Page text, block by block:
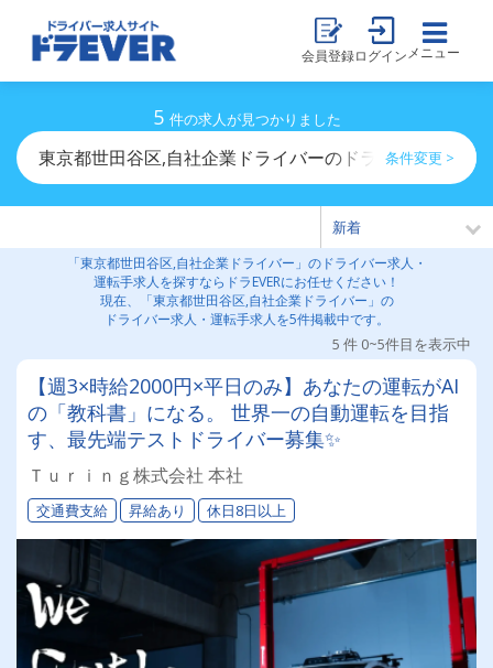
会員登録ログイン メニュー
5 件の求人が見つかりました
東京都世田谷区,自社企業ドライバーのドライバー求人・
条件変更 >
「東京都世田谷区,自社企業ドライバー」のドライバー求人・
運転手求人を探すならドラEVERにお任せください！
現在、「東京都世田谷区,自社企業ドライバー」の
ドライバー求人・運転手求人を5件掲載中です。
5 件 0~5件目を表示中
【週3×時給2000円×平日のみ】あなたの運転がAI
の「教科書」になる。 世界一の自動運転を目指
す、最先端テストドライバー募集✨
Ｔｕｒｉｎｇ株式会社 本社
交通費支給 昇給あり 休日8日以上